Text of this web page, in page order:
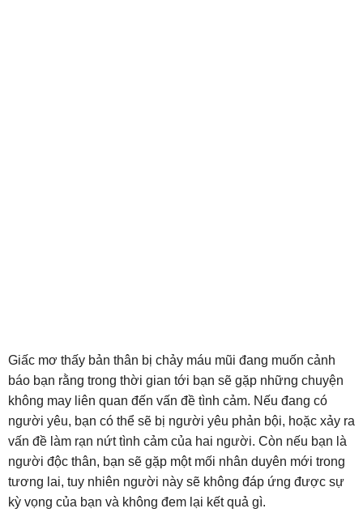
Giấc mơ thấy bản thân bị chảy máu mũi đang muốn cảnh
báo bạn rằng trong thời gian tới bạn sẽ gặp những chuyện
không may liên quan đến vấn đề tình cảm. Nếu đang có
người yêu, bạn có thể sẽ bị người yêu phản bội, hoặc xảy ra
vấn đề làm rạn nứt tình cảm của hai người. Còn nếu bạn là
người độc thân, bạn sẽ gặp một mối nhân duyên mới trong
tương lai, tuy nhiên người này sẽ không đáp ứng được sự
kỳ vọng của bạn và không đem lại kết quả gì.